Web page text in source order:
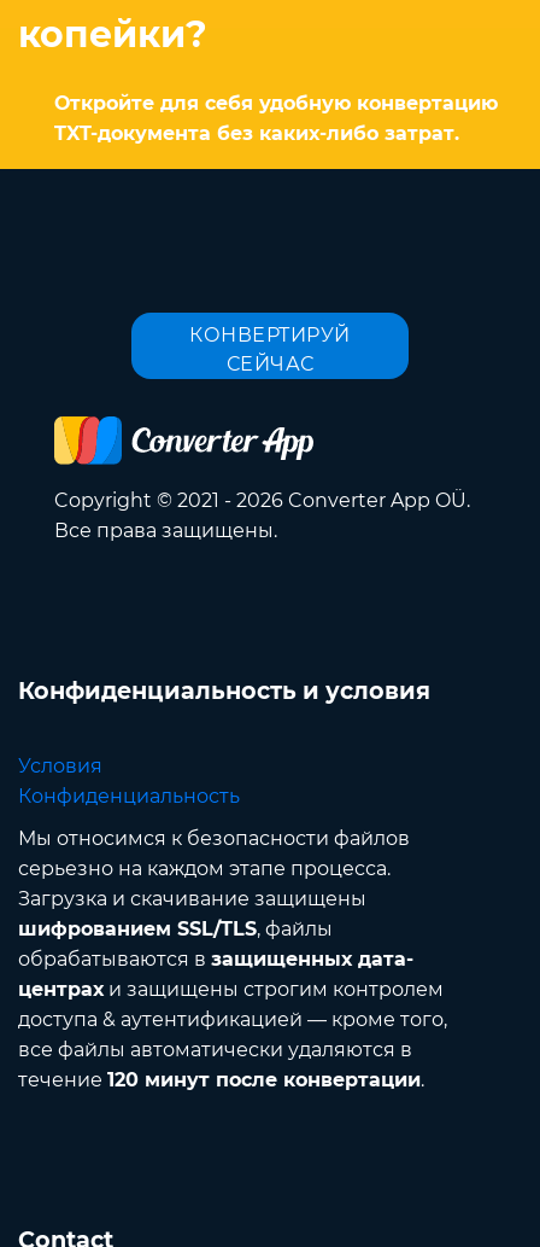
копейки?
Откройте для себя удобную конвертацию
TXT-документа без каких-либо затрат.
КОНВЕРТИРУЙ
СЕЙЧАС
Copyright © 2021 - 2026 Converter App OÜ.
Все права защищены.
Конфиденциальность и условия
Условия
Конфиденциальность
Мы относимся к безопасности файлов
серьезно на каждом этапе процесса.
Загрузка и скачивание защищены
шифрованием SSL/TLS, файлы
обрабатываются в защищенных дата-
центрахи защищены строгим контролем
доступа & аутентификацией — кроме того,
все файлы автоматически удаляются в
течение 120 минут после конвертации.
Contact